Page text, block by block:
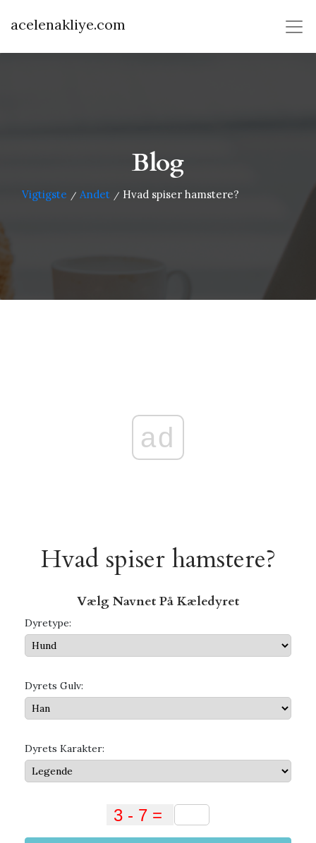
acelenakliye.com
Blog
Vigtigste / Andet / Hvad spiser hamstere?
ad
Hvad spiser hamstere?
Vælg Navnet På Kæledyret
Dyretype:
Dyrets Gulv:
Dyrets Karakter: